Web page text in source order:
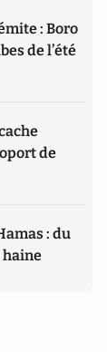
: Boro
de l’été
de
: du
haine